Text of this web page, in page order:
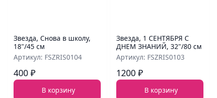
Звезда, Снова в школу,
18"/45 см
Артикул: FSZRIS0104
400 ₽
В корзину
Звезда, 1 СЕНТЯБРЯ С
ДНЕМ ЗНАНИЙ, 32"/80 см
Артикул: FSZRIS0103
1200 ₽
В корзину